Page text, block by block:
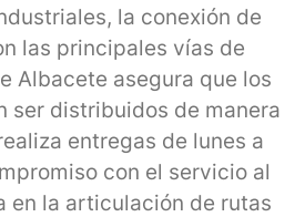
la conexión de
las principales vías de
Albacete asegura que los
ser distribuidos de manera
entregas de lunes a
con el servicio al
en la articulación de rutas